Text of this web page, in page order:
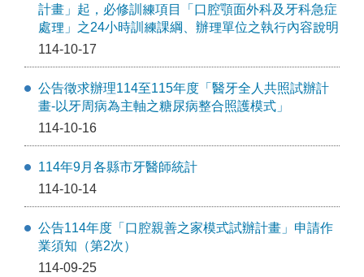
計畫」起，必修訓練項目「口腔顎面外科及牙科急症
處理」之24小時訓練課綱、辦理單位之執行內容說明
114-10-17
公告徵求辦理114至115年度「醫牙全人共照試辦計
畫-以牙周病為主軸之糖尿病整合照護模式」
114-10-16
114年9月各縣市牙醫師統計
114-10-14
公告114年度「口腔親善之家模式試辦計畫」申請作
業須知（第2次）
114-09-25